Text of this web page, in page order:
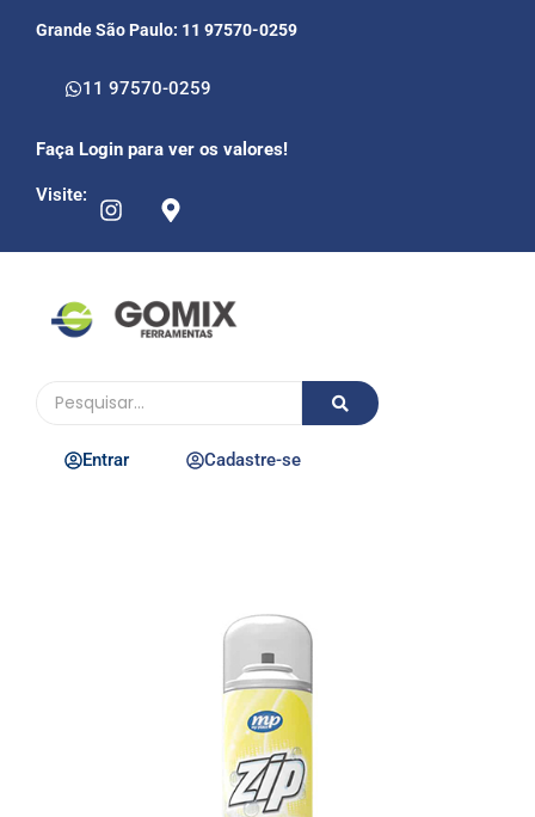
Grande São Paulo: 11 97570-0259
11 97570-0259
Faça Login para ver os valores!
Visite:
Entrar Cadastre-se